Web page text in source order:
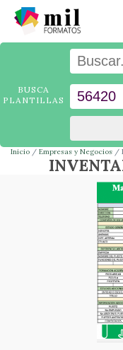
BUSCA
PLANTILLAS
Inicio Empresas y Negocios